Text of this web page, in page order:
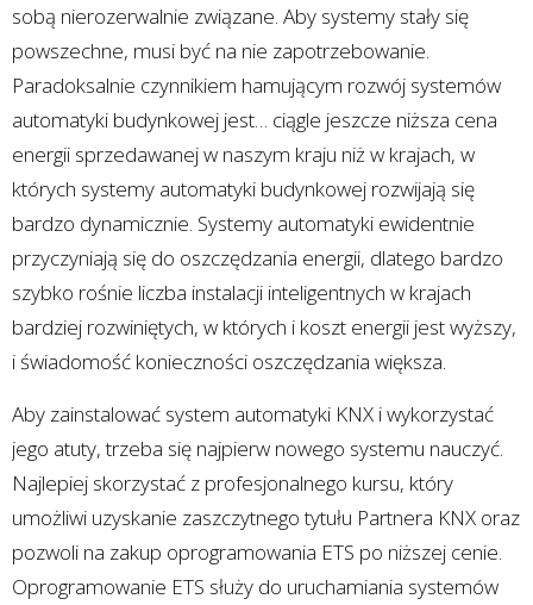
sobą nierozerwalnie związane. Aby systemy stały się
powszechne, musi być na nie zapotrzebowanie.
Paradoksalnie czynnikiem hamującym rozwój systemów
automatyki budynkowej jest… ciągle jeszcze niższa cena
energii sprzedawanej w naszym kraju niż w krajach, w
których systemy automatyki budynkowej rozwijają się
bardzo dynamicznie. Systemy automatyki ewidentnie
przyczyniają się do oszczędzania energii, dlatego bardzo
szybko rośnie liczba instalacji inteligentnych w krajach
bardziej rozwiniętych, w których i koszt energii jest wyższy,
i świadomość konieczności oszczędzania większa.
Aby zainstalować system automatyki KNX i wykorzystać
jego atuty, trzeba się najpierw nowego systemu nauczyć.
Najlepiej skorzystać z profesjonalnego kursu, który
umożliwi uzyskanie zaszczytnego tytułu Partnera KNX oraz
pozwoli na zakup oprogramowania ETS po niższej cenie.
Oprogramowanie ETS służy do uruchamiania systemów